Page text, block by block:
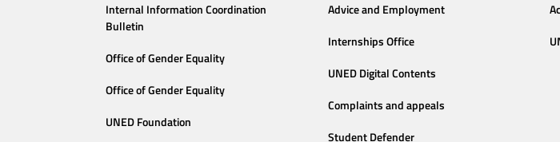
Internal Information Coordination
Bulletin
Office of Gender Equality
Office of Gender Equality
UNED Foundation
Advice and Employment
Internships Office
UNED Digital Contents
Complaints and appeals
Student Defender